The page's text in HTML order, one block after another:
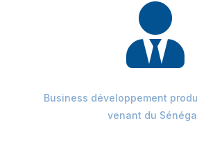

Business développement
venant du